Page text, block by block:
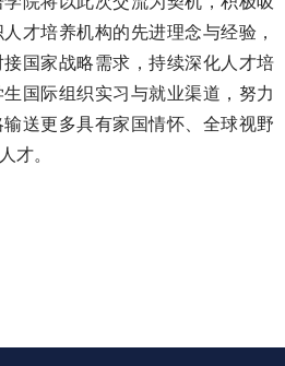
才培养机构的先进理念与经验，
国家战略需求，持续深化人才培
国际组织实习与就业渠道，努力
送更多具有家国情怀、全球视野
才。